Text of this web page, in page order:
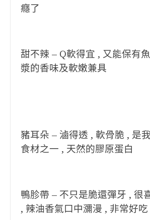
癮了
甜不辣 – Q軟得宜 , 又能保有
漿的香味及軟嫩兼具
豬耳朵 – 滷得透 , 軟骨脆 , 是
食材之一 , 天然的膠原蛋白
鴨胗帶 – 不只是脆還彈牙 , 很
, 辣油香氣口中瀰漫 , 非常好吃